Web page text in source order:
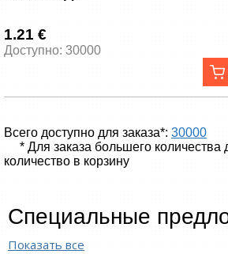
1.21 €
Доступно: 30000
Всего доступно для заказа*: 30000
* Для заказа большего
количество в корзину
Специальные
Показать все